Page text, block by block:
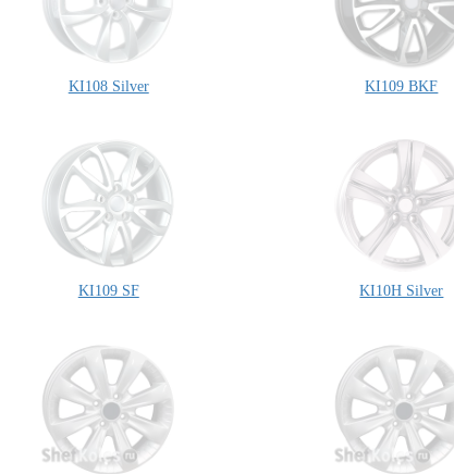
KI108 Silver KI109 BKF
KI109 SF KI10H Silver